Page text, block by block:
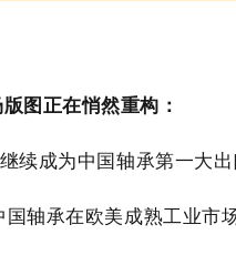
图正在悄然重构：
续成为中国轴承第一大
轴承在欧美成熟工业市